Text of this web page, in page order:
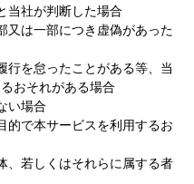
当社が判断した場合
又は一部につき虚偽があった
行を怠ったことがある等、当
おそれがある場合
い場合
的で本サービスを利用するお
、若しくはそれらに属する者